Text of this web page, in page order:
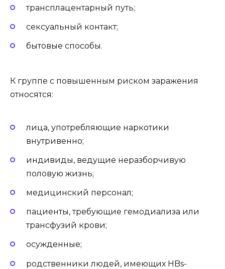
трансплацентарный путь;
сексуальный контакт;
бытовые способы.
К группе с повышенным риском заражения
относятся:
лица, употребляющие наркотики
внутривенно;
индивиды, ведущие неразборчивую
половую жизнь;
медицинский персонал;
пациенты, требующие гемодиализа или
трансфузий крови;
осужденные;
родственники людей, имеющих HBs-